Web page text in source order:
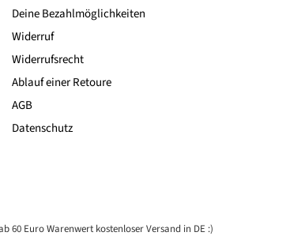
Deine Bezahlmöglichkeiten
Widerruf
Widerrufsrecht
Ablauf einer Retoure
AGB
Datenschutz
60 Euro Warenwert kostenloser Versand in DE :)